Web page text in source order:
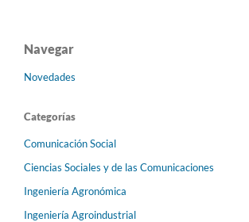
Navegar
Novedades
Categorías
Comunicación Social
Ciencias Sociales y de las Comunicaciones
Ingeniería Agronómica
Ingeniería Agroindustrial